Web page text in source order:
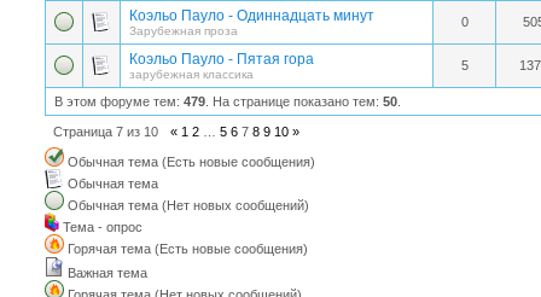
Коэльо Пауло - Одиннадцать минут
Зарубежная проза
0
Коэльо Пауло - Пятая гора
зарубежная классика
5
В этом форуме тем: 479 . На странице показано тем: 50
Страница 7 из 10 « 1 2 5 6 7 8 9 10 »
Обычная тема (Есть новые сообщения)
Обычная тема
Обычная тема (Нет новых сообщений)
Тема - опрос
Горячая тема (Есть новые сообщения)
Важная тема